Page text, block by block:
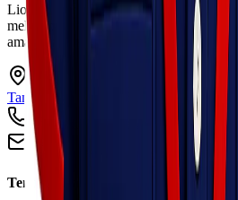
Lionel Express adalah perusahaan jasa
melayani pengiriman barang ke seluruh
aman, dan harga kompetitif.
Ruko Garden Square Blok G No.
Tangerang, Banten 15124
+62 813 8838 8182
info@lionelexpress.com
Tentang Kami